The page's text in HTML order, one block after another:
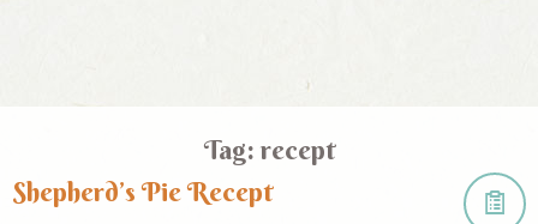
Tag: recept
Shepherd’s Pie Recept